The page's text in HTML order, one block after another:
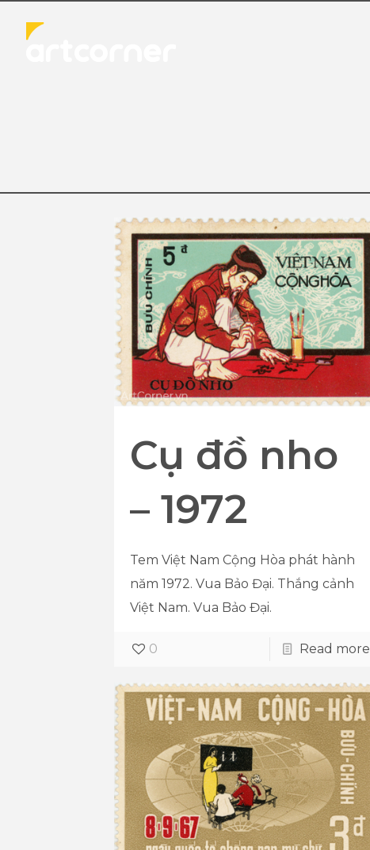
Cụ đồ nho
– 1972
Tem Việt Nam Cộng Hòa phát hành
năm 1972. Vua Bảo Đại. Thắng cảnh
Việt Nam. Vua Bảo Đại.
0 Read more